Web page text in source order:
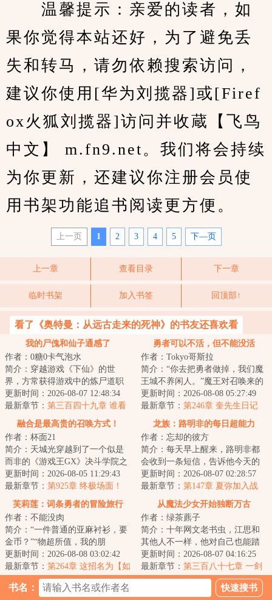
温馨提示：亲爱的读者，如
果你觉得本站还好，为了避免丢
失和转马，请勿依赖搜索访问，
建议你使用[华为刘揽器]或[Firef
ox火狐刘揽器]访问并收蔵【飞鸟
中文】 m.fn9.net。我们将会持续
为你更新，还建议你注册会员使
用书架功能追书阅读更方便。
上一页 1 2 3 4 5 下—页
上一章 查看目录 下一章
临时书架 加入书签 回顶部↑
看了《奥特曼：从远古走来的死神》的书友还喜欢看
我的尸傀和仙子通感了
作者：0糖0卡气泡水
简介：穿越游戏《下仙》的世
界，方常获得游戏中的炼尸道职
业系统。只需让尸傀与天资上
佳、且相同性别的修...
更新时间：2026-08-07 12:48:34
最新章节： 第三百四十九章 谁看
谁是狗
勇者可以不活，但不能没活
作者：Tokyo哥斯拉
简介：“你去把勇者做掉，我们魔
王城不养闲人。”魔王对召唤来的
穿越者下了命令。在这个异世
界，每隔百年...
更新时间：2026-08-08 05:27:49
最新章节： 第246章 奎先生日记
3：桃色女上司背地里竟是我不为
人知的.....
融合是最高贵的召唤方式！
作者：杯面21
简介：天城光穿越到了一个似是
而非的《游戏王GX》决斗学院之
中。这里充斥着认为只有融合召
唤才是最高贵召...
更新时间：2026-08-05 11:29:43
最新章节： 第925章 终极场面！
（1W）
龙族：路明非的每日超能力
作者：忘却的彼方
简介：每天早上醒来，路明非都
会收到一条短信，告诉他今天的
超能力是什么。昨天是召唤Fate里
的角色，今天...
更新时间：2026-08-07 02:28:57
最新章节： 第147章 夏弥加入战
芙莉莲：词条勇者的冒险旅行
作者：不能没肉
简介：“一件普通的亚麻衬衫，要
金币？”“物超所值，我的朋
友。”“值个地精屁股！咦等
等？？”【普通的...
更新时间：2026-08-08 03:02:42
最新章节： 第264章 这招名为【如
从魔法少女开始独断万古
作者：绿茶藨子
简介：十年网文老书虫，江思和
其他人不一样，他对自己也能踏
出一条修真大道始终深信不疑。
以各路网文前辈...
更新时间：2026-08-07 04:16:25
最新章节： 第三百八十七章 一剑
(七千六 求月票)
书名：